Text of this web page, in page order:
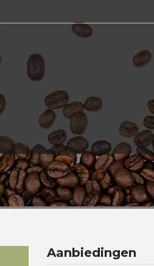
Aanbiedingen